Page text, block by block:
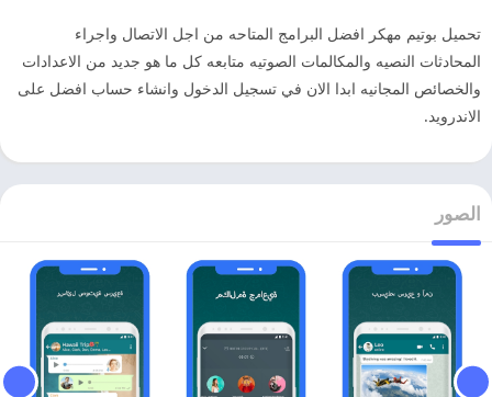
تحميل بوتيم مهكر افضل البرامج المتاحه من اجل الاتصال واجراء
المحادثات النصيه والمكالمات الصوتيه متابعه كل ما هو جديد من الاعدادات
والخصائص المجانيه ابدا الان في تسجيل الدخول وانشاء حساب افضل على
الاندرويد.
الصور